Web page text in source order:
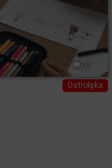
0
Ostrołęka